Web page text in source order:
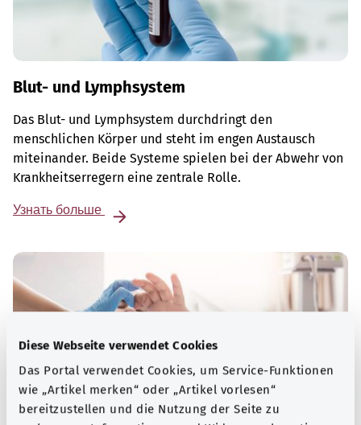
Diese Webseite verwendet Cookies
Das Portal verwendet Cookies, um Service-Funktionen
wie „Artikel merken“ oder „Artikel vorlesen“
bereitzustellen und die Nutzung der Seite zu
Blut- und Lymphsystem
Das Blut- und Lymphsystem durchdringt den
menschlichen Körper und steht im engen Austausch
miteinander. Beide Systeme spielen bei der Abwehr von
Krankheitserregern eine zentrale Rolle.
Узнать больше